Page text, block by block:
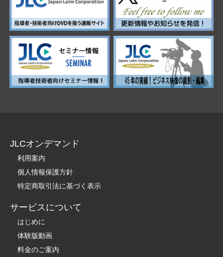
JLCオンデマンド
利用案内
個人情報保護方針
特定商取引法に基づく表示
サービスについて
はじめに
体験版動画
料金のご案内